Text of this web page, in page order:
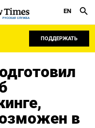
РУССКАЯ СЛУЖБА
EN
ПОДДЕРЖАТЬ
в